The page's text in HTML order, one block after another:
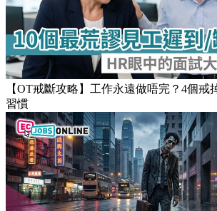
【OT戒斷攻略】工作永遠做唔完？4個戒
習慣